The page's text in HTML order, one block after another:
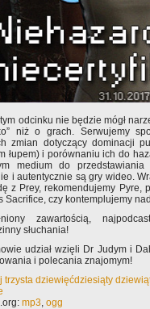
odcinku nie będzie mógł
niż o grach. Serwujemy
zmian dotyczący dominacji
łupem) i porównaniu ich do
medium do przedstawiania
i autentycznie są gry wideo.
z Prey, rekomendujemy Pyre,
Sacrifice, czy kontemplujemy
zawartością,
słuchania!
udział wzięli Dr Judym i
i polecania znajomym!
trzysta dziewięćdziesiąty
mp3, ogg